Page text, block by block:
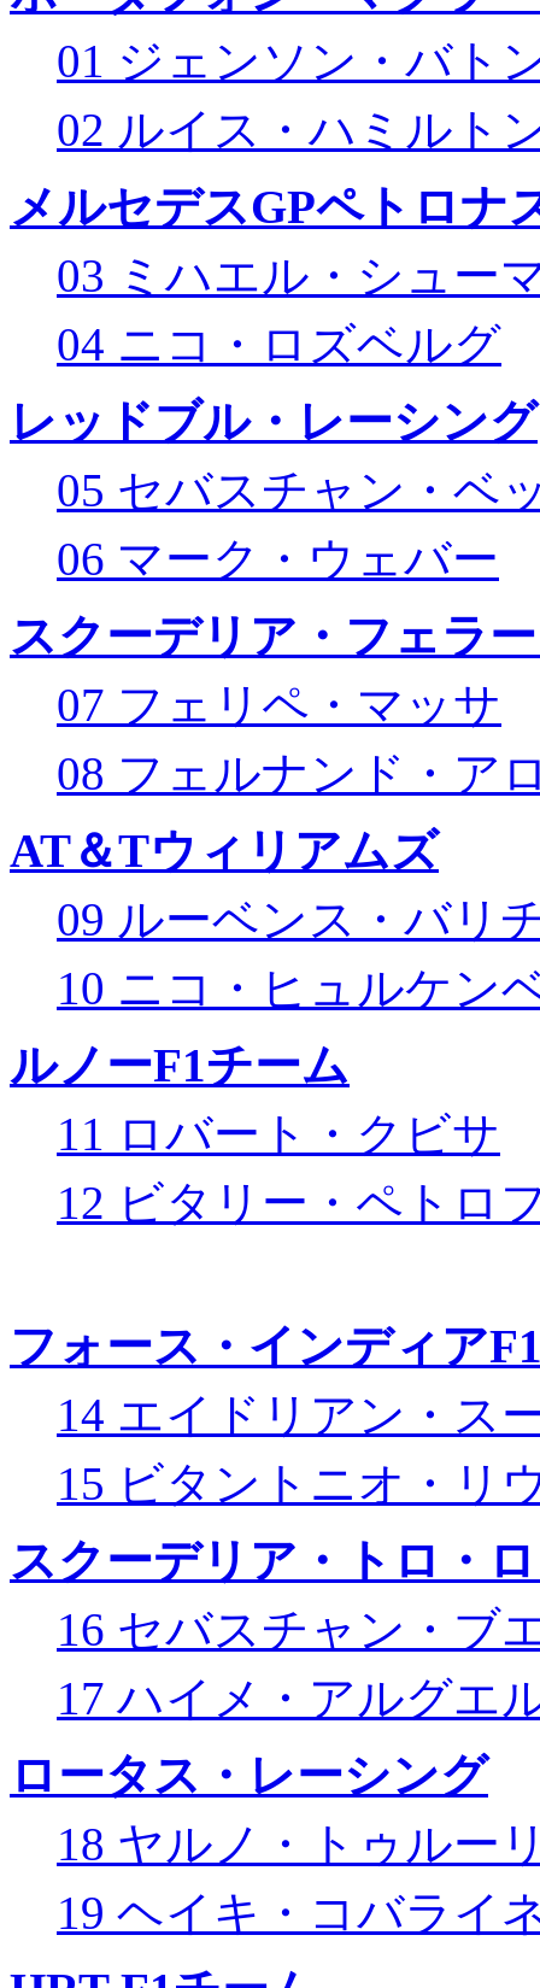
01 ジェンソン・バト
02 ルイス・ハミルト
メルセデスGPペトロナ
03 ミハエル・シュー
04 ニコ・ロズベルグ
レッドブル・レーシング
05 セバスチャン・ベ
06 マーク・ウェバー
スクーデリア・フェラ
07 フェリペ・マッサ
08 フェルナンド・ア
AT＆Tウィリアムズ
09 ルーベンス・バリ
10 ニコ・ヒュルケン
ルノーF1チーム
11 ロバート・クビサ
12 ビタリー・ペトロ
フォース・インディア
14 エイドリアン・ス
15 ビタントニオ・リ
スクーデリア・トロ・
16 セバスチャン・ブ
17 ハイメ・アルグエ
ロータス・レーシング
18 ヤルノ・トゥルー
19 ヘイキ・コバライ